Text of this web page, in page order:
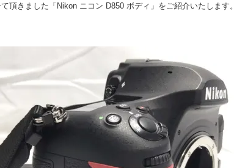
頂きました「Nikon ニコン D850 ボディ」をご紹介いたします。